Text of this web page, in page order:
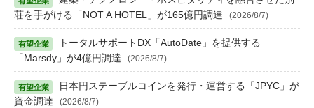
荘を手がける「NOT A HOTEL」が165億円調達
(2026/8/7)
トータルサポートDX「AutoDate」を提供する
「Marsdy」が4億円調達
(2026/8/7)
日本円ステーブルコインを発行・運営する「JPYC」が
資金調達
(2026/8/7)